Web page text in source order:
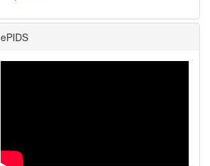
ePIDS